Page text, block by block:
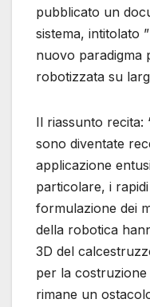
pubblicato un
sistema, intitolato
nuovo paradigma
robotizzata su
Il riassunto recita:
sono diventate
applicazione
particolare, i
formulazione dei
della robotica
3D del
per la costruzione
rimane un